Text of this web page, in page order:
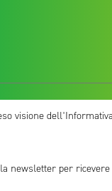
visione
newsletter per